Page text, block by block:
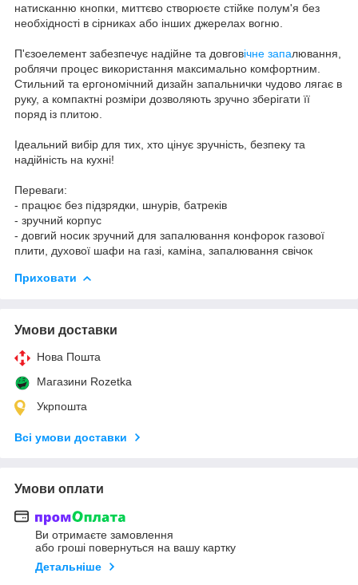
натисканню кнопки, миттєво створюєте стійке полум'я без
необхідності в сірниках або інших джерелах вогню.
П'єзоелемент забезпечує надійне та довговічне запалювання,
роблячи процес використання максимально комфортним.
Стильний та ергономічний дизайн запальнички чудово лягає в
руку, а компактні розміри дозволяють зручно зберігати її
поряд із плитою.
Ідеальний вибір для тих, хто цінує зручність, безпеку та
надійність на кухні!
Переваги:
- працює без підзрядки, шнурів, батреків
- зручний корпус
- довгий носик зручний для запалювання конфорок газової
плити, духової шафи на газі, каміна, запалювання свічок
Приховати
Умови доставки
Нова Пошта
Магазини Rozetka
Укрпошта
Всі умови доставки
Умови оплати
Ви отримаєте замовлення
або гроші повернуться на вашу картку
Детальніше